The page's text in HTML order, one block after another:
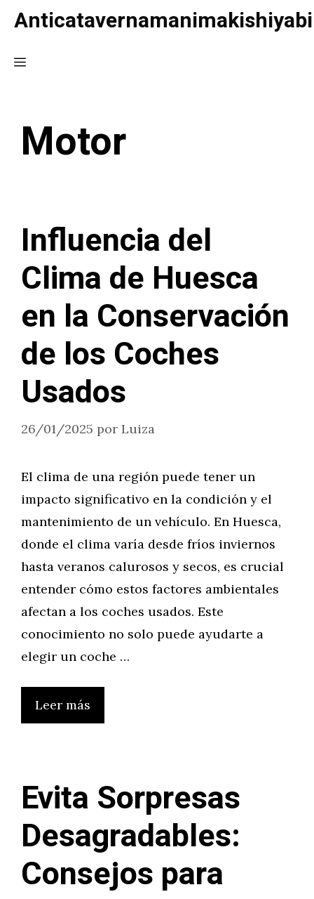
Saltar
contenido
Anticatavernamanimakishiyabi
Menú
Motor
Influencia del
Clima de Huesca
en la Conservación
de los Coches
Usados
26/01/2025 por Luiza
El clima de una región puede tener un
impacto significativo en la condición y el
mantenimiento de un vehículo. En Huesca,
donde el clima varía desde fríos inviernos
hasta veranos calurosos y secos, es crucial
entender cómo estos factores ambientales
afectan a los coches usados. Este
conocimiento no solo puede ayudarte a
elegir un coche …
Leer más
Evita Sorpresas
Desagradables:
Consejos para